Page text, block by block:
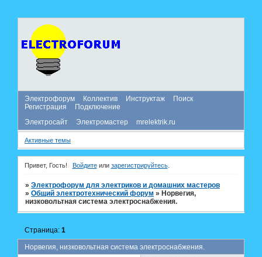
Электрофорум Коллектив Инструктаж
Поиск
Регистрация
Подключение
Электросайт
Электромастер mrelektrik.ru
Активные темы
Привет, Гость! Войдитеили зарегистрируйтесь.
»Электрофорум для электриков и домашних мастеров
»Общий электротехнический форум » Норвегия,
низковольтная система электроснабжения.
Норвегия, низковольтная система электроснабжения.
Страница:1